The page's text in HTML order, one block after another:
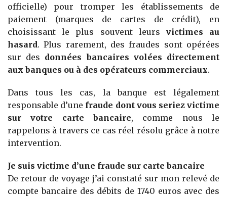
officielle) pour tromper les établissements de
paiement (marques de cartes de crédit), en
choisissant le plus souvent leurs victimes au
hasard. Plus rarement, des fraudes sont opérées
sur des données bancaires volées directement
aux banques ou à des opérateurs commerciaux.
Dans tous les cas, la banque est légalement
responsable d’une fraude dont vous seriez victime
sur votre carte bancaire, comme nous le
rappelons à travers ce cas réel résolu grâce à notre
intervention.
Je suis victime d’une fraude sur carte bancaire
De retour de voyage j’ai constaté sur mon relevé de
compte bancaire des débits de 1740 euros avec des